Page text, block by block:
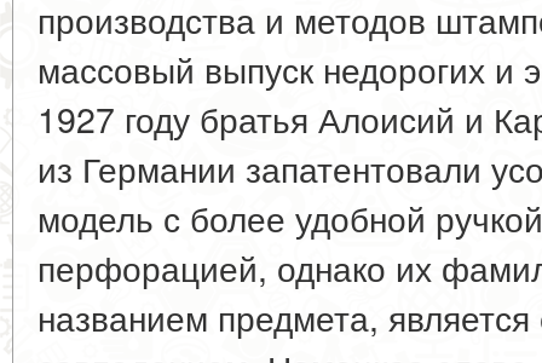
производства и методов
массовый выпуск недорогих
1927 году братья Алоисий и
из Германии запатентовали
модель с более удобной
перфорацией, однако их
названием предмета,